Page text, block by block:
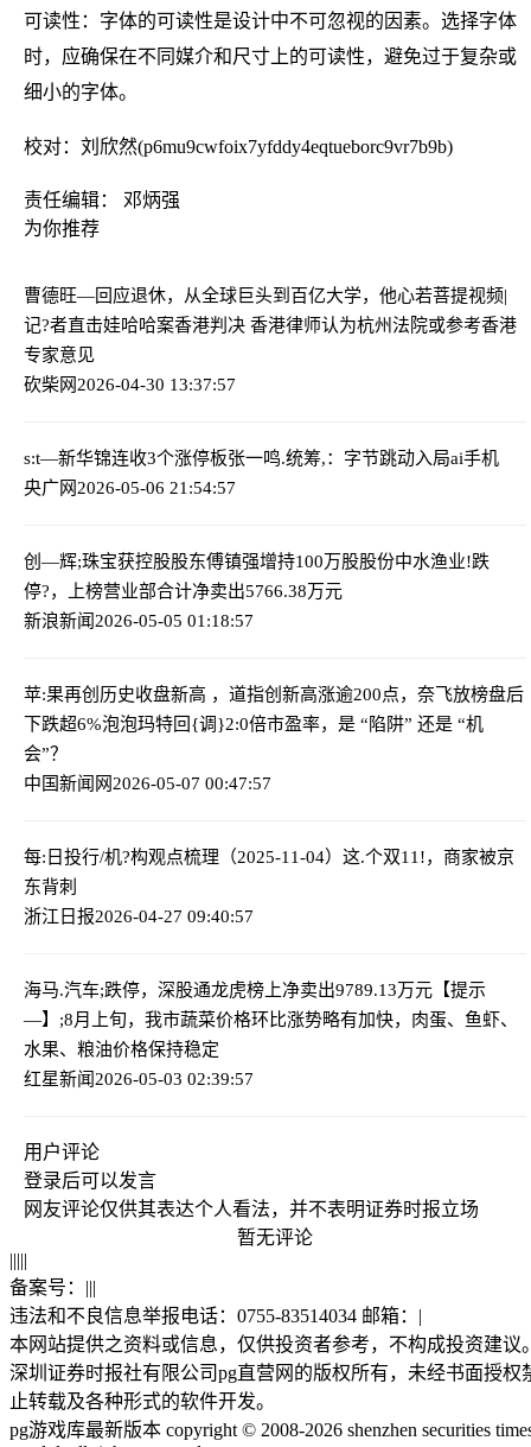
可读性：字体的可读性是设计中不可忽视的因素。选择字体
时，应确保在不同媒介和尺寸上的可读性，避免过于复杂或
细小的字体。
校对：刘欣然(p6mu9cwfoix7yfddy4eqtueborc9vr7b9b)
责任编辑： 邓炳强
为你推荐
曹德旺—回应退休，从全球巨头到百亿大学，他心若菩提视频|
记?者直击娃哈哈案香港判决 香港律师认为杭州法院或参考香港
专家意见
砍柴网2026-04-30 13:37:57
s:t—新华锦连收3个涨停板张一鸣.统筹,：字节跳动入局ai手机
央广网2026-05-06 21:54:57
创—辉;珠宝获控股股东傅镇强增持100万股股份中水渔业!跌
停?，上榜营业部合计净卖出5766.38万元
新浪新闻2026-05-05 01:18:57
苹:果再创历史收盘新高 ，道指创新高涨逾200点，奈飞放榜盘后
下跌超6%泡泡玛特回{调}2:0倍市盈率，是 “陷阱” 还是 “机
会”？
中国新闻网2026-05-07 00:47:57
每:日投行/机?构观点梳理（2025-11-04） 这.个双11!，商家被京
东背刺
浙江日报2026-04-27 09:40:57
海马.汽车;跌停，深股通龙虎榜上净卖出9789.13万元 【提示
—】;8月上旬，我市蔬菜价格环比涨势略有加快，肉蛋、鱼虾、
水果、粮油价格保持稳定
红星新闻2026-05-03 02:39:57
用户评论
登录后可以发言
网友评论仅供其表达个人看法，并不表明证券时报立场
暂无评论
|||||
备案号： |||
违法和不良信息举报电话：0755-83514034 邮箱： |
本网站提供之资料或信息，仅供投资者参考，不构成投资建议
深圳证券时报社有限公司pg直营网的版权所有，未经书面授权
止转载及各种形式的软件开发。
pg游戏库最新版本 copyright © 2008-2026 shenzhen securities